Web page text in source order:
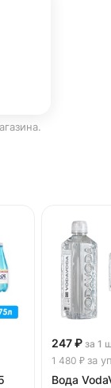
247 ₽ за 1
1 480 ₽ за
Вода